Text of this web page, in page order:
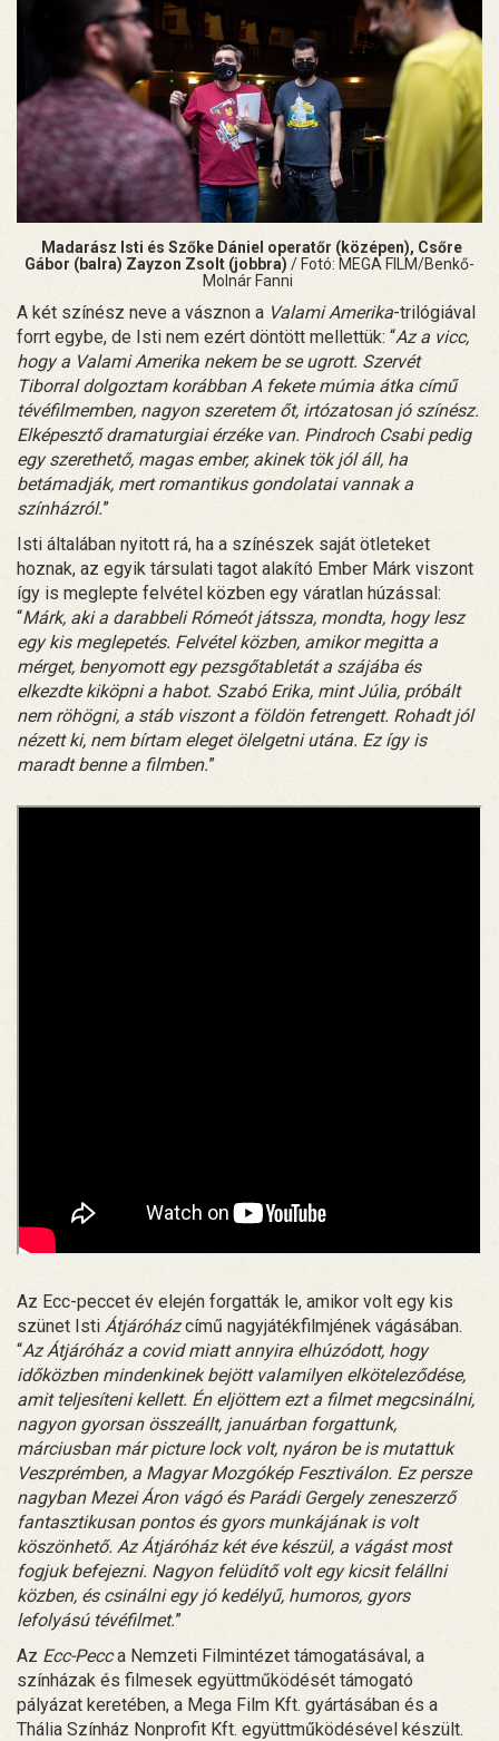
Madarász Isti és Szőke Dániel operatőr (középen), Csőre
Gábor (balra) Zayzon Zsolt (jobbra) / Fotó: MEGA FILM/Benkő-
Molnár Fanni
A két színész neve a vásznon a Valami Amerika-trilógiával
forrt egybe, de Isti nem ezért döntött mellettük: “Az a vicc,
hogy a Valami Amerika nekem be se ugrott. Szervét
Tiborral dolgoztam korábban A fekete múmia átka című
tévéfilmemben, nagyon szeretem őt, irtózatosan jó színész.
Elképesztő dramaturgiai érzéke van. Pindroch Csabi pedig
egy szerethető, magas ember, akinek tök jól áll, ha
betámadják, mert romantikus gondolatai vannak a
színházról.”
Isti általában nyitott rá, ha a színészek saját ötleteket
hoznak, az egyik társulati tagot alakító Ember Márk viszont
így is meglepte felvétel közben egy váratlan húzással:
“Márk, aki a darabbeli Rómeót játssza, mondta, hogy lesz
egy kis meglepetés. Felvétel közben, amikor megitta a
mérget, benyomott egy pezsgőtabletát a szájába és
elkezdte kiköpni a habot. Szabó Erika, mint Júlia, próbált
nem röhögni, a stáb viszont a földön fetrengett. Rohadt jól
nézett ki, nem bírtam eleget ölelgetni utána. Ez így is
maradt benne a filmben.”
Az Ecc-peccet év elején forgatták le, amikor volt egy kis
szünet Isti Átjáróházcímű nagyjátékfilmjének vágásában.
“Az Átjáróház a covid miatt annyira elhúzódott, hogy
időközben mindenkinek bejött valamilyen elköteleződése,
amit teljesíteni kellett. Én eljöttem ezt a filmet megcsinálni,
nagyon gyorsan összeállt, januárban forgattunk,
márciusban már picture lock volt, nyáron be is mutattuk
Veszprémben, a Magyar Mozgókép Fesztiválon. Ez persze
nagyban Mezei Áron vágó és Parádi Gergely zeneszerző
fantasztikusan pontos és gyors munkájának is volt
köszönhető. Az Átjáróház két éve készül, a vágást most
fogjuk befejezni. Nagyon felüdítő volt egy kicsit felállni
közben, és csinálni egy jó kedélyű, humoros, gyors
lefolyású tévéfilmet.”
Az Ecc-Pecca Nemzeti Filmintézet támogatásával, a
színházak és filmesek együttműködését támogató
pályázat keretében, a Mega Film Kft. gyártásában és a
Thália Színház Nonprofit Kft. együttműködésével készült.